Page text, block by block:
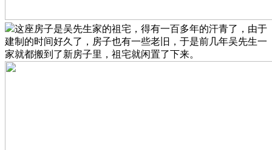
这座房子是吴先生家的祖宅，得有一百多年的汗青了，由于
建制的时间好久了，房子也有一些老旧，于是前几年吴先生一
家就都搬到了新房子里，祖宅就闲置了下来。